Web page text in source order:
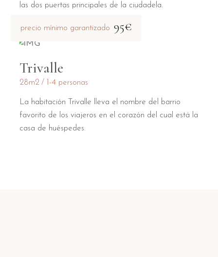
las dos puertas principales de la ciudadela.
precio mínimo garantizado 95€
Trivalle
28m2 1-4 personas
La habitación Trivalle lleva el nombre del barrio
favorito de los viajeros en el corazón del cual está la
casa de huéspedes.